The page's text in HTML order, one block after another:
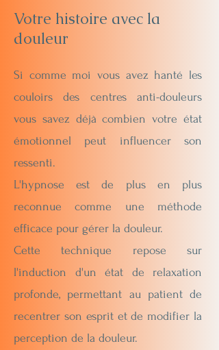
Votre histoire avec la
douleur
Si comme moi vous avez hanté les
couloirs des centres anti-douleurs
vous savez déjà combien votre état
émotionnel peut influencer son
ressenti.
L'hypnose est de plus en plus
reconnue comme une méthode
efficace pour gérer la douleur.
Cette technique repose sur
l'induction d'un état de relaxation
profonde, permettant au patient de
recentrer son esprit et de modifier la
perception de la douleur.